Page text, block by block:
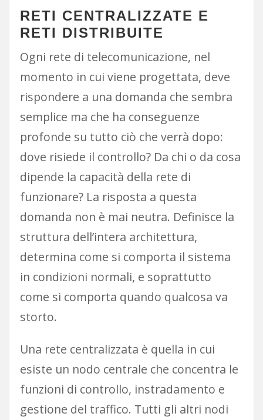
RETI CENTRALIZZATE E
RETI DISTRIBUITE
Ogni rete di telecomunicazione, nel
momento in cui viene progettata, deve
rispondere a una domanda che sembra
semplice ma che ha conseguenze
profonde su tutto ciò che verrà dopo:
dove risiede il controllo? Da chi o da cosa
dipende la capacità della rete di
funzionare? La risposta a questa
domanda non è mai neutra. Definisce la
struttura dell’intera architettura,
determina come si comporta il sistema
in condizioni normali, e soprattutto
come si comporta quando qualcosa va
storto.
Una rete centralizzata è quella in cui
esiste un nodo centrale che concentra le
funzioni di controllo, instradamento e
gestione del traffico. Tutti gli altri nodi